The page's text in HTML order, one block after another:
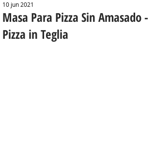
Masa Para Pizza Sin Amasado -
Pizza in Teglia
10 jun 2021